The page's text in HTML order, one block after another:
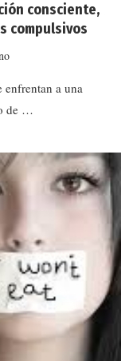
consciente,
compulsivos
enfrentan a una
de …